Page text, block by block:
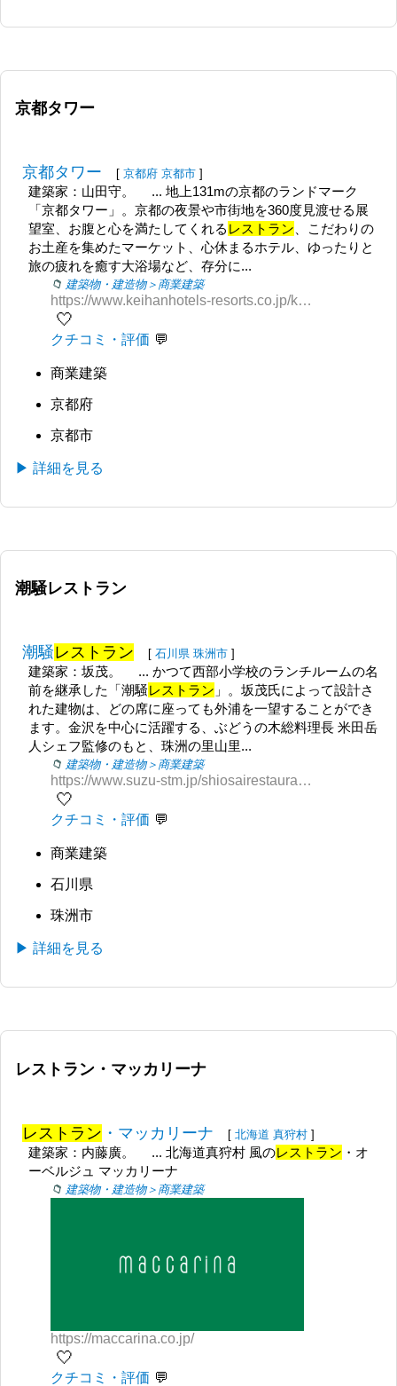
京都タワー
京都タワー [ 京都府 京都市 ]
建築家：山田守。 ... 地上131mの京都のランドマーク
「京都タワー」。京都の夜景や市街地を360度見渡せる展
望室、お腹と心を満たしてくれる レストラン 、こだわりの
お土産を集めたマーケット、心休まるホテル、ゆったりと
旅の疲れを癒す大浴場など、存分に...
建築物・建造物＞商業建築
https://www.keihanhotels-resorts.co.jp/kyoto-tower/
🤍
クチコミ・評価
商業建築
京都府
京都市
▶ 詳細を見る
潮騒レストラン
潮騒レストラン [ 石川県 珠洲市 ]
建築家：坂茂。 ... かつて西部小学校のランチルームの名
前を継承した「潮騒レストラン 」。坂茂氏によって設計さ
れた建物は、どの席に座っても外浦を一望することができ
ます。金沢を中心に活躍する、ぶどうの木総料理長 米田岳
人シェフ監修のもと、珠洲の里山里...
建築物・建造物＞商業建築
https://www.suzu-stm.jp/shiosairestaurant.html
🤍
クチコミ・評価
商業建築
石川県
珠洲市
▶ 詳細を見る
レストラン・マッカリーナ
レストラン ・マッカリーナ [ 北海道 真狩村 ]
建築家：内藤廣。 ... 北海道真狩村 風のレストラン ・オ
ーベルジュ マッカリーナ
建築物・建造物＞商業建築
https://maccarina.co.jp/
🤍
クチコミ・評価